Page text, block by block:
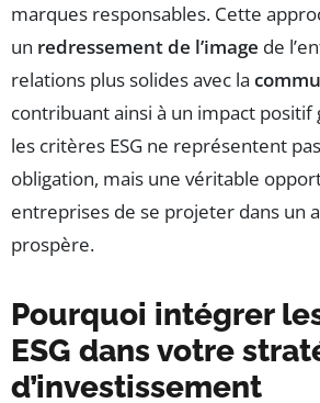
marques responsables. Cette
un redressement de l’image de
relations plus solides avec la
contribuant ainsi à un impact positif
les critères ESG ne représentent
obligation, mais une véritable
entreprises de se projeter dans un
prospère.
Pourquoi intégrer
ESG dans votre
d’investissement